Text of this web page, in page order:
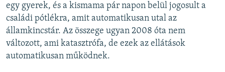
egy gyerek, és a kismama pár napon belül jogosult a
családi pótlékra, amit automatikusan utal az
államkincstár. Az összege ugyan 2008 óta nem
változott, ami katasztrófa, de ezek az ellátások
automatikusan működnek.